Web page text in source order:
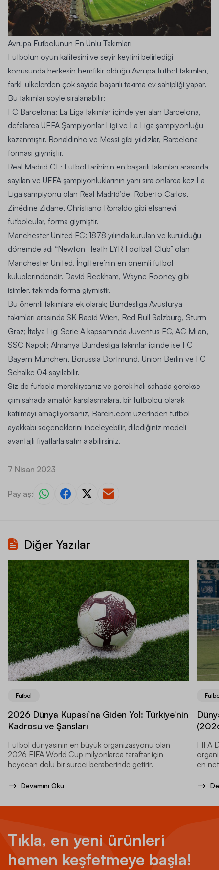
Avrupa Futbolunun En Ünlü Takımları
Futbolun oyun kalitesini ve seyir keyfini belirlediği
konusunda herkesin hemfikir olduğu Avrupa futbol takımları,
farklı ülkelerden çok sayıda başarılı takıma ev sahipliği yapar.
Bu takımlar şöyle sıralanabilir:
FC Barcelona: La Liga takımlar içinde yer alan Barcelona,
defalarca UEFA Şampiyonlar Ligi ve La Liga şampiyonluğu
kazanmıştır. Ronaldinho ve Messi gibi yıldızlar, Barcelona
forması giymiştir.
Real Madrid CF: Futbol tarihinin en başarılı takımları arasında
sayılan ve UEFA şampiyonluklarının yanı sıra onlarca kez La
Liga şampiyonu olan Real Madrid’de; Roberto Carlos,
Zinédine Zidane, Christiano Ronaldo gibi efsanevi
futbolcular, forma giymiştir.
Manchester United FC: 1878 yılında kurulan ve kurulduğu
dönemde adı “Newton Heath LYR Football Club” olan
Manchester United, İngiltere’nin en önemli futbol
kulüplerindendir. David Beckham, Wayne Rooney gibi
isimler, takımda forma giymiştir.
Bu önemli takımlara ek olarak; Bundesliga Avusturya
takımları arasında SK Rapid Wien, Red Bull Salzburg, Sturm
Graz; İtalya Ligi Serie A kapsamında Juventus FC, AC Milan,
SSC Napoli; Almanya Bundesliga takımlar içinde ise FC
Bayern München, Borussia Dortmund, Union Berlin ve FC
Schalke 04 sayılabilir.
Siz de futbola meraklıysanız ve gerek halı sahada gerekse
çim sahada amatör karşılaşmalara, bir futbolcu olarak
katılmayı amaçlıyorsanız, Barcin.com üzerinden futbol
ayakkabı seçeneklerini inceleyebilir, dilediğiniz modeli
avantajlı fiyatlarla satın alabilirsiniz.
7 Nisan 2023
Paylaş:
Diğer Yazılar
Futbol
2026 Dünya Kupası’na Giden Yol: Türkiye’nin
Kadrosu ve Şansları
Futbol dünyasının en büyük organizasyonu olan
2026 FIFA World Cup milyonlarca taraftar için
heyecan dolu bir süreci beraberinde getirir.
Devamını Oku
FIFA
en
Tıkla, en yeni ürünleri
hemen keşfetmeye başla!